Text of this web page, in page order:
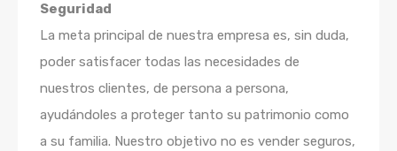
Seguridad
La meta principal de nuestra empresa es, sin duda,
poder satisfacer todas las necesidades de
nuestros clientes, de persona a persona,
ayudándoles a proteger tanto su patrimonio como
a su familia. Nuestro objetivo no es vender seguros,